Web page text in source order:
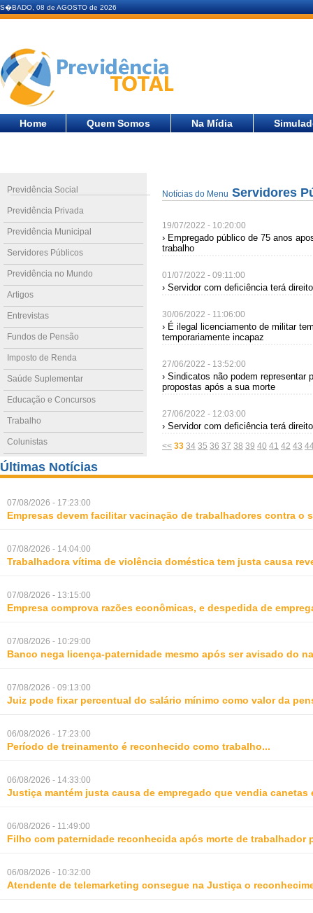
S�BADO, 08 de AGOSTO de 2026
Home Quem Somos Na Mídia
Previdência Social
Previdência Privada
Previdência Municipal
Servidores Públicos
Previdência no Mundo
Artigos
Entrevistas
Fundos de Pensão
Imposto de Renda
Saúde Suplementar
Educação e Concursos
Trabalho
Colunistas
Notícias do Menu Servidores
19/07/2022 - 10:20:00
› Empregado público de 75 anos
trabalho
01/07/2022 - 09:11:00
› Servidor com deficiência terá
30/06/2022 - 11:06:00
› É ilegal licenciamento de militar
temporariamente incapaz
27/06/2022 - 13:52:00
› Sindicatos não podem
propostas após a sua morte
27/06/2022 - 12:03:00
› Servidor com deficiência terá
<< 33 34 35 36 37 38 39 40 41 42 43
Últimas Notícias
07/08/2026 - 17:23:00
Empresas devem facilitar vacinação de trabalhadores contra o
07/08/2026 - 14:04:00
Trabalhadora vítima de violência doméstica tem justa causa
07/08/2026 - 13:15:00
Empresa comprova razões econômicas, e despedida de
07/08/2026 - 10:29:00
Banco nega licença-paternidade mesmo após ser avisado do
07/08/2026 - 09:13:00
Juiz pode fixar percentual do salário mínimo como valor da
06/08/2026 - 17:23:00
Período de treinamento é reconhecido como trabalho...
06/08/2026 - 14:33:00
Justiça mantém justa causa de empregado que vendia canetas
06/08/2026 - 11:49:00
Filho com paternidade reconhecida após morte de trabalhador
06/08/2026 - 10:32:00
Atendente de telemarketing consegue na Justiça o